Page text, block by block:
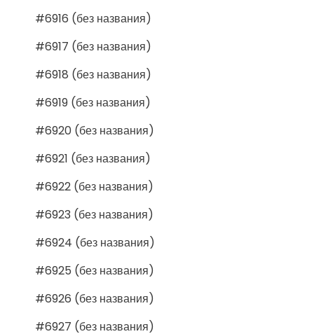
#6916 (без названия)
#6917 (без названия)
#6918 (без названия)
#6919 (без названия)
#6920 (без названия)
#6921 (без названия)
#6922 (без названия)
#6923 (без названия)
#6924 (без названия)
#6925 (без названия)
#6926 (без названия)
#6927 (без названия)